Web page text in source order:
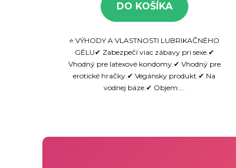
DO KOŠÍKA
⭐ VÝHODY A VLASTNOSTI LUBRIKAČNÉHO
GÉLU✔ Zabezpečí viac zábavy pri sexe.✔
Vhodný pre latexové kondomy.✔ Vhodný pre
erotické hračky.✔ Vegánsky produkt.✔ Na
vodnej báze.✔ Objem:...